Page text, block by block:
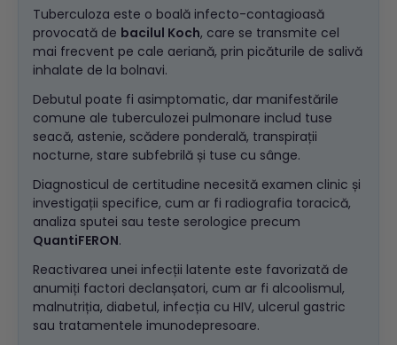
Tuberculoza este o boală infecto-contagioasă
provocată de bacilul Koch, care se transmite cel
mai frecvent pe cale aeriană, prin picăturile de salivă
inhalate de la bolnavi.
Debutul poate fi asimptomatic, dar manifestările
comune ale tuberculozei pulmonare includ tuse
seacă, astenie, scădere ponderală, transpirații
nocturne, stare subfebrilă și tuse cu sânge.
Diagnosticul de certitudine necesită examen clinic și
investigații specifice, cum ar fi radiografia toracică,
analiza sputei sau teste serologice precum
QuantiFERON.
Reactivarea unei infecții latente este favorizată de
anumiți factori declanșatori, cum ar fi alcoolismul,
malnutriția, diabetul, infecția cu HIV, ulcerul gastric
sau tratamentele imunodepresoare.